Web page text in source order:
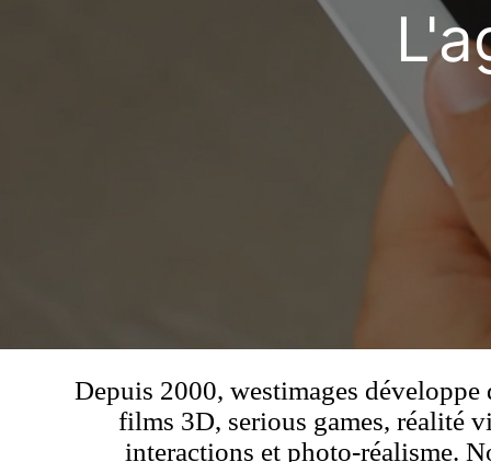
Depuis 2000, westimages
films 3D, serious games, réalité
interactions et photo-réalisme.